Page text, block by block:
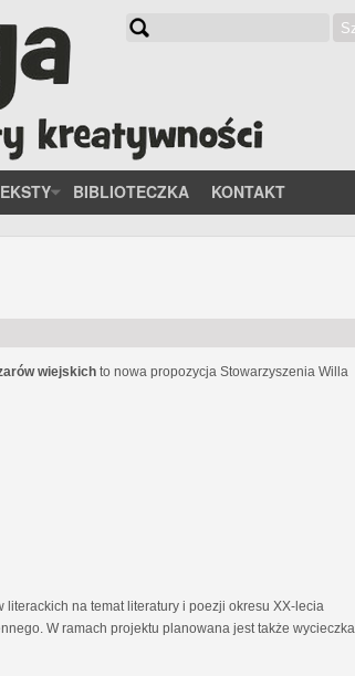
Szukaj
BIBLIOTECZKA KONTAKT
wiejskich to nowa propozycja Stowarzyszenia Willa
na temat literatury i poezji okresu XX-lecia
W ramach projektu planowana jest także wycieczka,